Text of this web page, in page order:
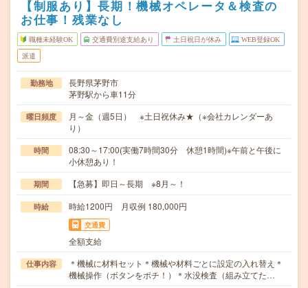
【制服あり】長期！機械オペレータ＆検査の
お仕事！残業なし
職種未経験OK 交通費別途支給あり 土日祝日が休み WEB登録OK
派遣
勤務地
長野県茅野市
茅野駅から車11分
曜日頻度
月～金（週5日） ※土日祝休み★（※会社カレンダーあ
り）
時間
08:30～17:00(実働7時間30分 休憩1時間)※午前と午後に
小休憩あり！
期間 【急募】即日～長期 ※8月～！
時給 時給1200円 月収例 180,000円
交通費
全額支給
仕事内容
＊機械に材料セット＊機械や材料ごとに設定の入れ替え＊
機械操作（ボタンをポチ！）＊水没検査（組み立てた…